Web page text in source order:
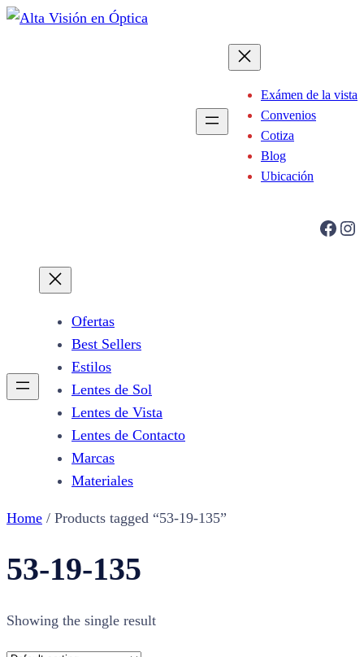
Saltar
Exámen de la vista
Convenios
Cotiza
Blog
Ubicación
Facebook Instagram
Ofertas
Best Sellers
Estilos
Lentes de Sol
Lentes de Vista
Lentes de Contacto
Marcas
Materiales
Home / Products tagged “53-19-135”
53-19-135
Showing the single result